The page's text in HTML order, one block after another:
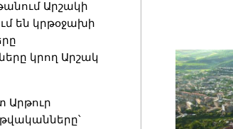
Արշակի
են կրթօջախի
կրող Արշակ
Հայ